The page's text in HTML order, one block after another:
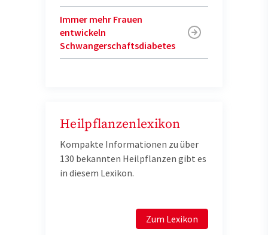
Immer mehr Frauen
entwickeln
Schwangerschaftsdiabetes
Heilpflanzenlexikon
Kompakte Informationen zu über
130 bekannten Heilpflanzen gibt es
in diesem Lexikon.
Zum Lexikon